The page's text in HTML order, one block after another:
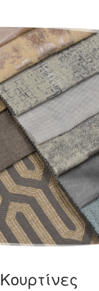
Κουρτίνες